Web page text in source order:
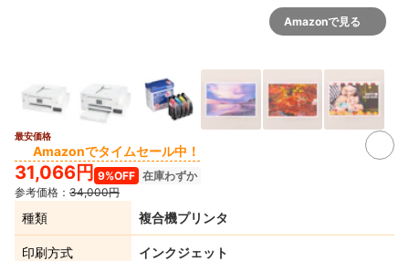
Amazonで見る
最安価格
Amazonでタイムセール中！
31,066円 9%OFF 在庫わずか
参考価格： 34,000円
種類 複合機プリンタ
印刷方式 インクジェット